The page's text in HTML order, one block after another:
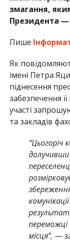
змагання,
Президента —
Пише
Як
імені Петра
піднесення
забезпечення
участі
та закладів
“Цьогоріч
долучивши
переможці
місця”, —